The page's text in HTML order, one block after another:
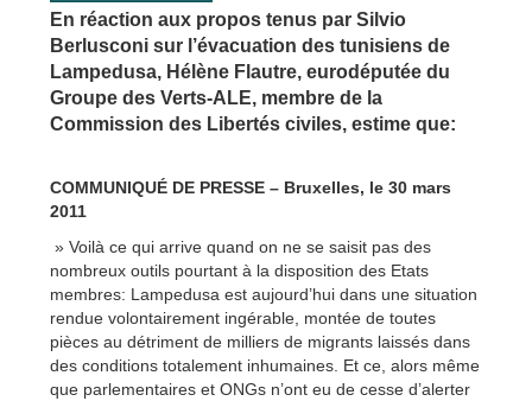
En réaction aux propos tenus par Silvio
Berlusconi sur l’évacuation des tunisiens de
Lampedusa, Hélène Flautre, eurodéputée du
Groupe des Verts-ALE, membre de la
Commission des Libertés civiles, estime que:
COMMUNIQUÉ DE PRESSE – Bruxelles, le 30 mars
2011
» Voilà ce qui arrive quand on ne se saisit pas des
nombreux outils pourtant à la disposition des Etats
membres: Lampedusa est aujourd’hui dans une situation
rendue volontairement ingérable, montée de toutes
pièces au détriment de milliers de migrants laissés dans
des conditions totalement inhumaines. Et ce, alors même
que parlementaires et ONGs n’ont eu de cesse d’alerter